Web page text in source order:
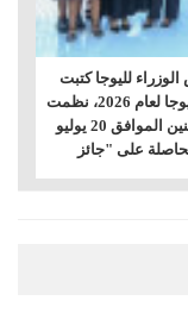
لليوجا كتبت
شيماء فايد في إطار الاحتفالات باليوم العالمي لليوجا لعام 2026، نظمت
سفارة الهند بالقاهرة حفل تكريم خاص يوم الاثنين الموافق 20 يوليو